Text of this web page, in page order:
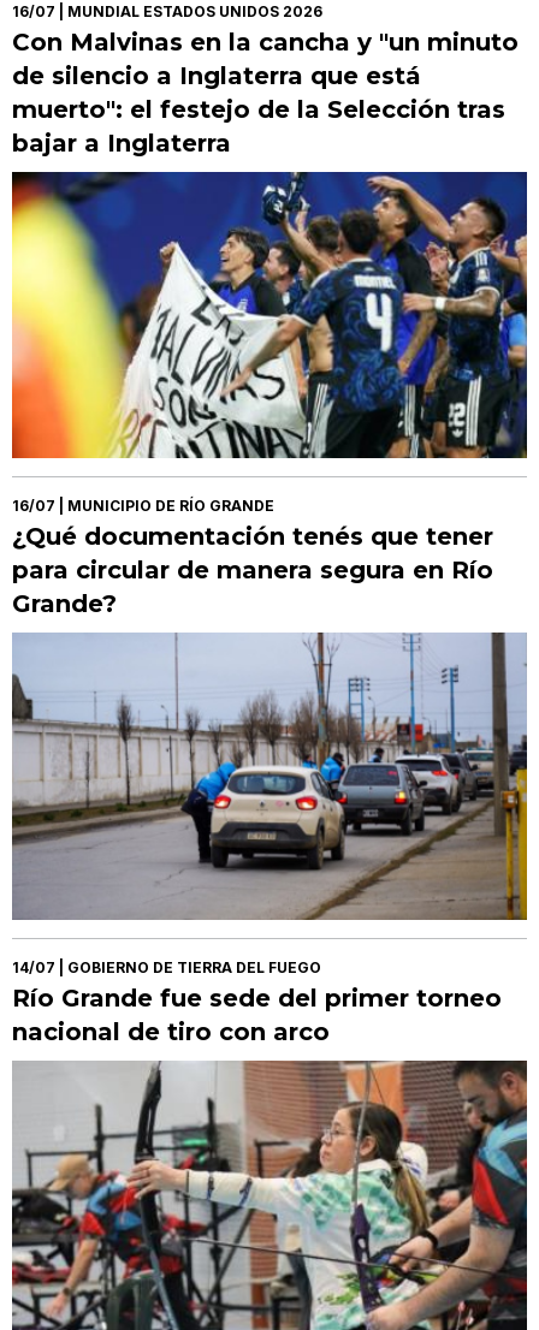
16/07 | MUNDIAL ESTADOS UNIDOS 2026
Con Malvinas en la cancha y "un minuto
de silencio a Inglaterra que está
muerto": el festejo de la Selección tras
bajar a Inglaterra
16/07 | MUNICIPIO DE RÍO GRANDE
¿Qué documentación tenés que tener
para circular de manera segura en Río
Grande?
14/07 | GOBIERNO DE TIERRA DEL FUEGO
Río Grande fue sede del primer torneo
nacional de tiro con arco